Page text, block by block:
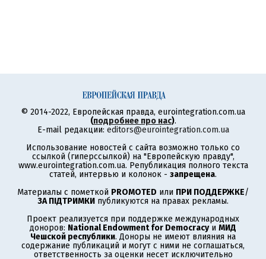
© 2014-2022, Европейская правда, eurointegration.com.ua
(подробнее про нас).
E-mail редакции: editors@eurointegration.com.ua
Использование новостей с сайта возможно только со
ссылкой (гиперссылкой) на "Европейскую правду",
www.eurointegration.com.ua. Републикация полного текста
статей, интервью и колонок - запрещена.
Материалы с пометкой PROMOTED или ПРИ ПОДДЕРЖКЕ/
ЗА ПІДТРИМКИ публикуются на правах рекламы.
Проект реализуется при поддержке международных
доноров: National Endowment for Democracyи МИД
Чешской республики. Доноры не имеют влияния на
содержание публикаций и могут с ними не соглашаться,
ответственность за оценки несет исключительно